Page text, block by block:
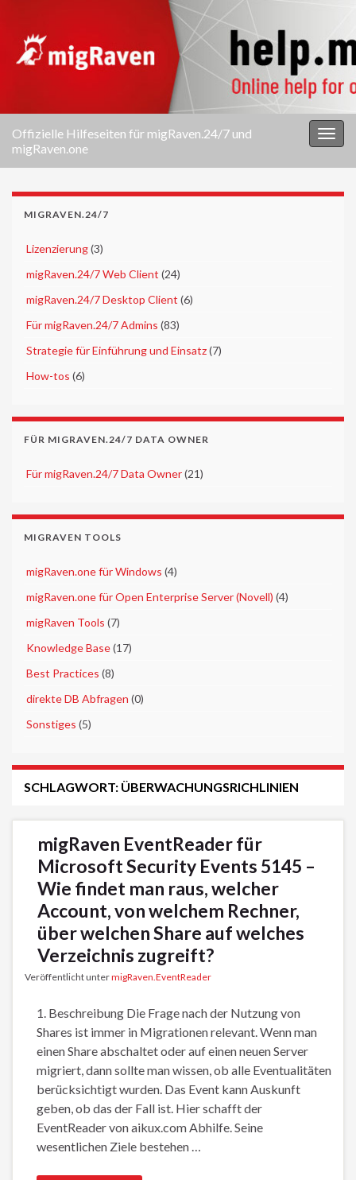
Offizielle Hilfeseiten für migRaven.24/7 und
migRaven.one
MIGRAVEN.24/7
Lizenzierung(3)
migRaven.24/7 Web Client (24)
migRaven.24/7 Desktop Client (6)
Für migRaven.24/7 Admins (83)
Strategie für Einführung und Einsatz(7)
How-tos (6)
FÜR MIGRAVEN.24/7 DATA OWNER
Für migRaven.24/7 Data Owner(21)
MIGRAVEN TOOLS
migRaven.one für Windows (4)
migRaven.one für Open Enterprise Server (Novell) (4)
migRaven Tools (7)
Knowledge Base(17)
Best Practices (8)
direkte DB Abfragen (0)
Sonstiges (5)
SCHLAGWORT: ÜBERWACHUNGSRICHLINIEN
migRaven EventReader für
Microsoft Security Events 5145 –
Wie findet man raus, welcher
Account, von welchem Rechner,
über welchen Share auf welches
Verzeichnis zugreift?
Veröffentlicht untermigRaven.EventReader
1. Beschreibung Die Frage nach der Nutzung von
Shares ist immer in Migrationen relevant. Wenn man
einen Share abschaltet oder auf einen neuen Server
migriert, dann sollte man wissen, ob alle Eventualitäten
berücksichtigt wurden. Das Event kann Auskunft
geben, ob das der Fall ist. Hier schafft der
EventReader von aikux.com Abhilfe. Seine
wesentlichen Ziele bestehen …